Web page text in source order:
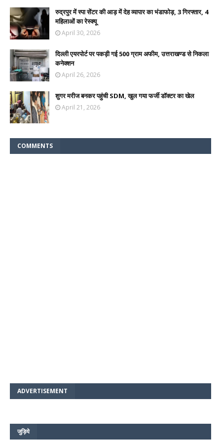
रुद्रपुर में स्पा सेंटर की आड़ में देह व्यापार का भंडाफोड़, 3 गिरफ्तार, 4
महिलाओं का रेस्क्यू
April 30, 2026
दिल्ली एयरपोर्ट पर पकड़ी गई 500 ग्राम अफीम, उत्तराखण्ड से निकला
कनेक्शन
April 26, 2026
शुगर मरीज बनकर पहुंची SDM, खुल गया फर्जी डॉक्टर का खेल
April 21, 2026
COMMENTS
ADVERTISEMENT
जुड़िये